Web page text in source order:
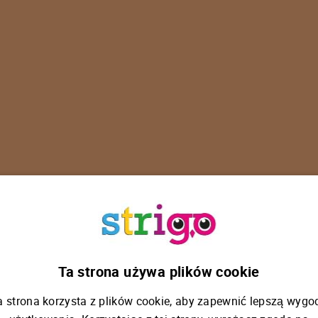
Ups!
Ta strona używa plików cookie
strona korzysta z plików cookie, aby zapewnić lepszą